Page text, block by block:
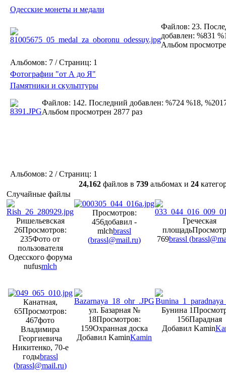
Одесские монеты и медали
Файлов: 23.
добавлен: %831
Альбом
Альбомов: 7 / Страниц: 1
Фотографии "от А до Я"
Памятники и скульптуры
Файлов: 142. Последний добавлен: %724 %18,
Альбом просмотрен 2877 раз
Альбомов: 2 / Страниц: 1
24,162файлов в 739альбомах и 24
Случайные файлы
Ришельевская
26Просмотров:
235Фото от
пользователя
Одесского форума
nufusmlch
Просмотров:
456добавил -
mlchbrassl
(brassl@mail.ru)
Греческая
площадь
769brassl (
Канатная,
65Просмотров:
467фото
Владимира
Георгиевича
Никитенко, 70-е
годыbrassl
(brassl@mail.ru)
ул. Базарная №
18Просмотров:
159Охранная доска
Добавил KaminKamin
Бунина 1
156Парадная
Добавил Kamin